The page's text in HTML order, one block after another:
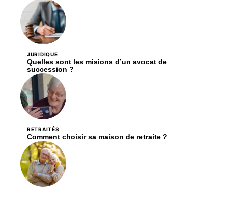
JURIDIQUE
Quelles sont les misions d’un avocat de
succession ?
RETRAITÉS
Comment choisir sa maison de retraite ?